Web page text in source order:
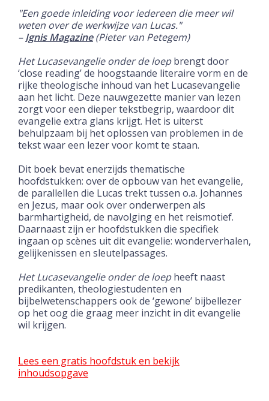
"Een goede inleiding voor iedereen die meer wil
weten over de werkwijze van Lucas."
–Ignis Magazine(Pieter van Petegem)
Het Lucasevangelie onder de loepbrengt door
‘close reading’ de hoogstaande literaire vorm en de
rijke theologische inhoud van het Lucasevangelie
aan het licht. Deze nauwgezette manier van lezen
zorgt voor een dieper tekstbegrip, waardoor dit
evangelie extra glans krijgt. Het is uiterst
behulpzaam bij het oplossen van problemen in de
tekst waar een lezer voor komt te staan.
Dit boek bevat enerzijds thematische
hoofdstukken: over de opbouw van het evangelie,
de parallellen die Lucas trekt tussen o.a. Johannes
en Jezus, maar ook over onderwerpen als
barmhartigheid, de navolging en het reismotief.
Daarnaast zijn er hoofdstukken die specifiek
ingaan op scènes uit dit evangelie: wonderverhalen,
gelijkenissen en sleutelpassages.
Het Lucasevangelie onder de loepheeft naast
predikanten, theologiestudenten en
bijbelwetenschappers ook de ‘gewone’ bijbellezer
op het oog die graag meer inzicht in dit evangelie
wil krijgen.
Lees een gratis hoofdstuk en bekijk
inhoudsopgave